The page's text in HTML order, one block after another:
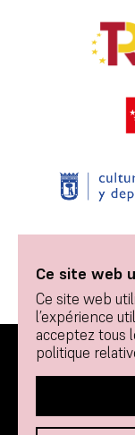
© 2026 Tablao
Ce site web
Ce site web
l’expérience
acceptez tous
politique